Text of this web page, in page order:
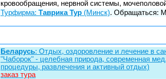
кровообращения, нервной системы,
Турфирма: Таврика Тур (Минск). Обращаться:
Беларусь: Отдых, оздоровление и лечение в
"Чаборок" - целебная природа, современная
процедуры, развлечения и активный отдых)
заказ тура